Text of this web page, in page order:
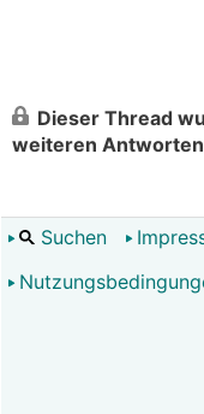
Dieser Thread
weiteren
Suchen